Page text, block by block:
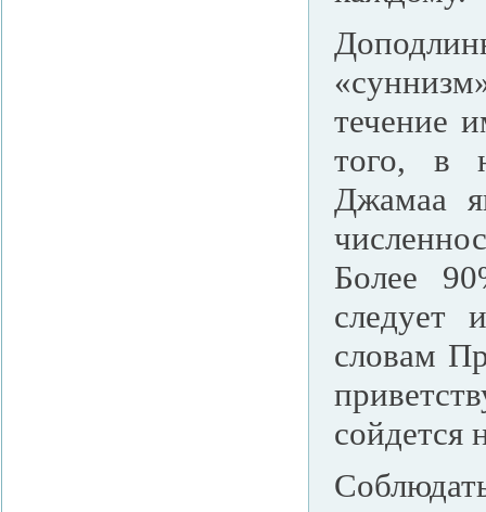
течение
того, в
Джамаа
Более
следует
словам
сойдется